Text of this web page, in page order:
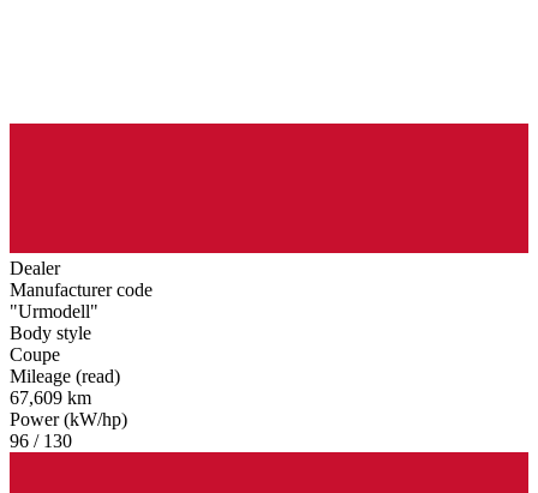
Dealer
Manufacturer code
"Urmodell"
Body style
Coupe
Mileage (read)
67,609 km
Power (kW/hp)
96 / 130